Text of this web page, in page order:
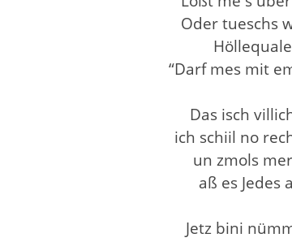
Oder tueschs
“Darf mes mit
Das isch
ich schiil no
un zmols
aß es Jedes
Jetz bini